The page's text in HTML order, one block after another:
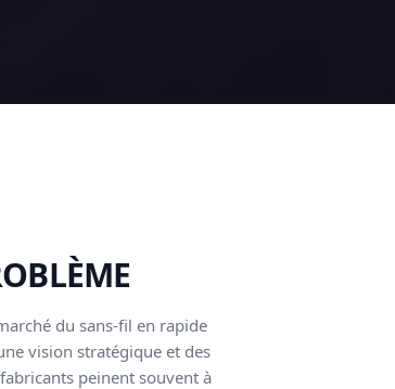
du sans-fil en rapide
vision stratégique et des
peinent souvent à